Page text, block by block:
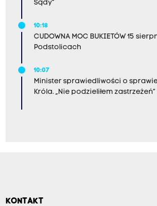
Sądy”
10:18
CUDOWNA MOC BUKIETÓW 15
Podstolicach
10:07
Minister sprawiedliwości o
Króla. „Nie podzieliłem zastrzeżeń”
KONTAKT